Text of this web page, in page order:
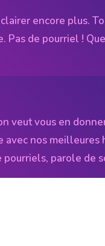
encore plus.
Pas de pourriel !
veut vous en
nos meilleures
pourriels, parole de